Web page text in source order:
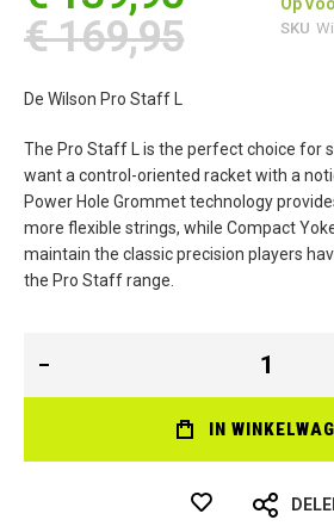
€ 169,95
SKU
De Wilson Pro Staff L
The Pro Staff L is the perfect choice for
want a control-oriented racket with a
Power Hole Grommet technology
more flexible strings, while Compact
maintain the classic precision players
the Pro Staff range.
IN